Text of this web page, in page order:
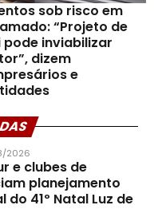
sob risco em
“Projeto de
pode inviabilizar
dizem
e
2026
e clubes de
planejamento
41º Natal Luz de